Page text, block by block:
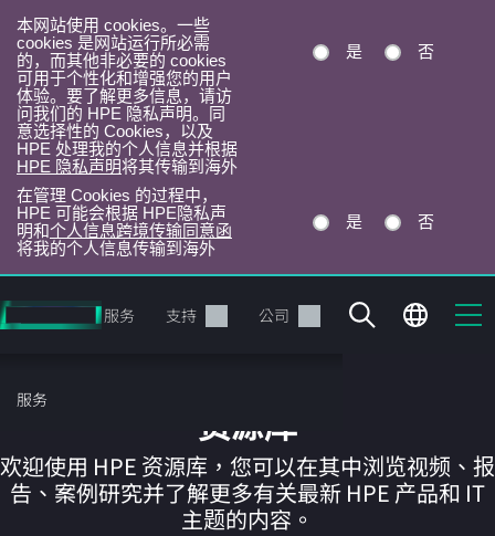
本网站使用 cookies。一些
cookies 是网站运行所必需
的，而其他非必要的 cookies
可用于个性化和增强您的用户
体验。要了解更多信息，请访
问我们的 HPE 隐私声明。同
意选择性的 Cookies，以及
HPE 处理我的个人信息并根据
HPE 隐私声明将其传输到海外
是 否
在管理 Cookies 的过程中，
HPE 可能会根据 HPE隐私声
明和个人信息跨境传输同意函
将我的个人信息传输到海外
是 否
转
到
目
录
服务 支持 公司
服务 资源库
欢迎使用 HPE 资源库，您可以在其中浏览视频、报
告、案例研究并了解更多有关最新 HPE 产品和 IT
主题的内容。